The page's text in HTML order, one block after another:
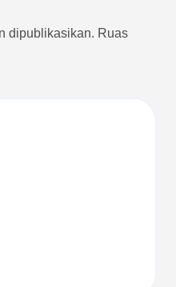
dipublikasikan. Ruas